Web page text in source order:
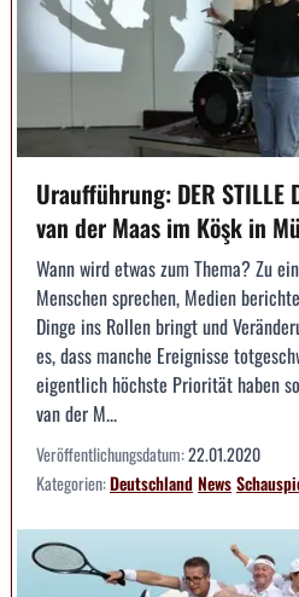
Uraufführung: DER STILLE
van der Maas im Köşk in
Wann wird etwas zum Thema? Zu
Menschen sprechen, Medien
Dinge ins Rollen bringt und
es, dass manche Ereignisse
eigentlich höchste Priori­tät haben
van der M...
Veröffentlichungsdatum:22.01.2020
Kategorien:DeutschlandNews